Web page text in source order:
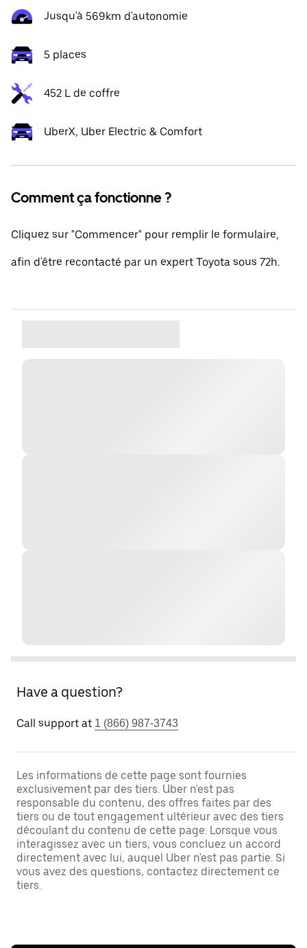
Jusqu'à 569km d'autonomie
5 places
452 L de coffre
UberX, Uber Electric & Comfort
Comment ça fonctionne ?
Cliquez sur "Commencer" pour remplir le formulaire,
afin d'être recontacté par un expert Toyota sous 72h.
Have a question?
Call support at 1 (866) 987-3743
Les informations de cette page sont fournies
exclusivement par des tiers. Uber n'est pas
responsable du contenu, des offres faites par des
tiers ou de tout engagement ultérieur avec des tiers
découlant du contenu de cette page. Lorsque vous
interagissez avec un tiers, vous concluez un accord
directement avec lui, auquel Uber n'est pas partie. Si
vous avez des questions, contactez directement ce
tiers.